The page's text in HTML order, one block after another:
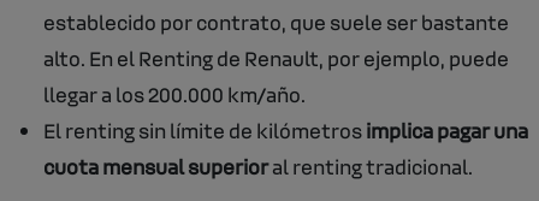
establecido por contrato, que suele ser bastante
alto. En el Renting de Renault, por ejemplo, puede
llegar a los 200.000 km/año.
El renting sin límite de kilómetrosimplica pagar una
cuota mensual superioral renting tradicional.